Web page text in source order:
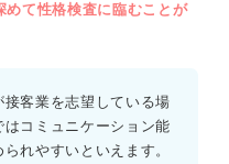
めて性格検査に臨むことが
接客業を志望している場
はコミュニケーション能
れやすいといえます。